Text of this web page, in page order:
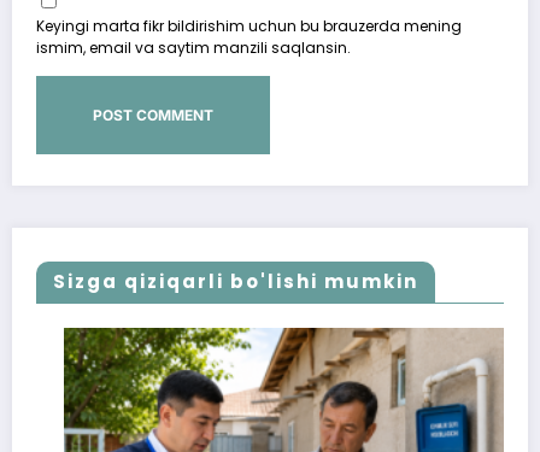
Keyingi marta fikr bildirishim uchun bu brauzerda mening
ismim, email va saytim manzili saqlansin.
Sizga qiziqarli bo'lishi mumkin